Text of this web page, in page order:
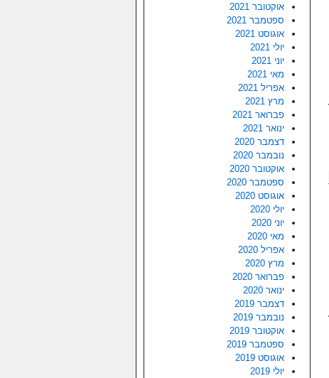
אוקטובר 2021
ספטמבר 2021
אוגוסט 2021
יולי 2021
יוני 2021
מאי 2021
אפריל 2021
מרץ 2021
פברואר 2021
ינואר 2021
דצמבר 2020
נובמבר 2020
אוקטובר 2020
ספטמבר 2020
אוגוסט 2020
יולי 2020
יוני 2020
מאי 2020
אפריל 2020
מרץ 2020
פברואר 2020
ינואר 2020
דצמבר 2019
נובמבר 2019
אוקטובר 2019
ספטמבר 2019
אוגוסט 2019
יולי 2019